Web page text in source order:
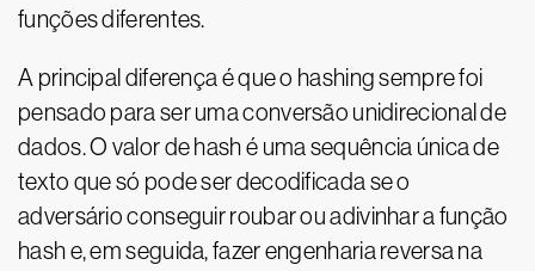
funções diferentes.
A principal diferença é que o hashing sempre foi
pensado para ser uma conversão unidirecional de
dados. O valor de hash é uma sequência única de
texto que só pode ser decodificada se o
adversário conseguir roubar ou adivinhar a função
hash e, em seguida, fazer engenharia reversa na